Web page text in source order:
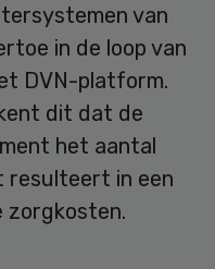
van
in de loop van
DVN-platform.
dit dat de
het aantal
resulteert in een
zorgkosten.